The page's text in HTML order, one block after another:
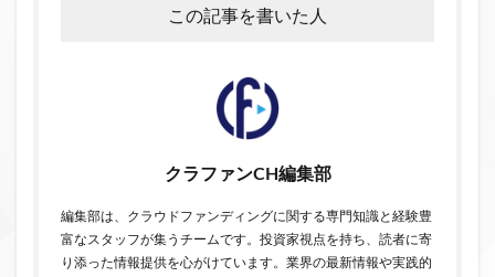
この記事を書いた人
クラファンCH編集部
編集部は、クラウドファンディングに関する専門知識と経験豊
富なスタッフが集うチームです。投資家視点を持ち、読者に寄
り添った情報提供を心がけています。業界の最新情報や実践的